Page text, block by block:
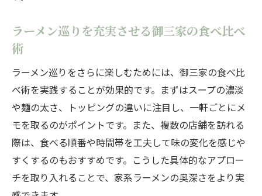
ラーメン巡りを充実させる御三家の食べ比べ
術
ラーメン巡りをさらに楽しむためには、御三家の食べ比
べ術を実践することが効果的です。まずはスープの濃淡
や麺の太さ、トッピングの違いに注目し、一軒ごとにメ
モを取るのがポイントです。また、複数の店舗を訪れる
際は、食べる順番や時間帯を工夫して味の変化を感じや
すくするのもおすすめです。こうした具体的なアプロー
チを取り入れることで、家系ラーメンの奥深さをより実